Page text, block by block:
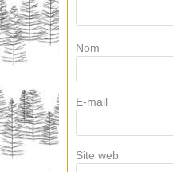
Nom
E-mail
Site web